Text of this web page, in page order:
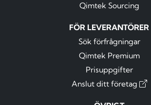
Qimtek Sourcing
FÖR LEVERANTÖRER
Sök förfrågningar
Qimtek Premium
Prisuppgifter
Anslut ditt företag